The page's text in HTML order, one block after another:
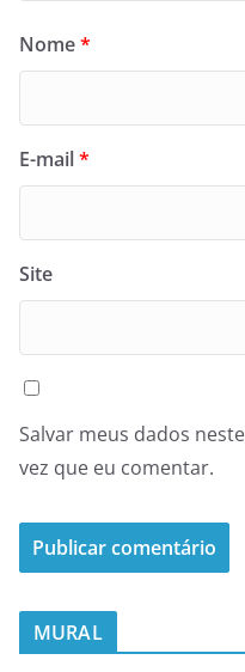
Nome*
E-mail*
Site
Salvar meus dados
vez que eu comentar.
MURAL